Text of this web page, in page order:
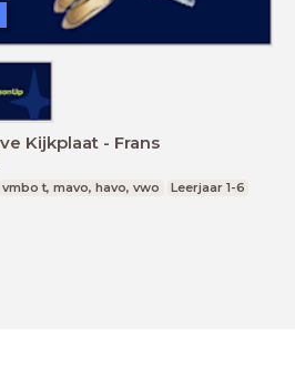
Kijkplaat - Frans
vmbo t, mavo, havo, vwo Leerjaar 1-6